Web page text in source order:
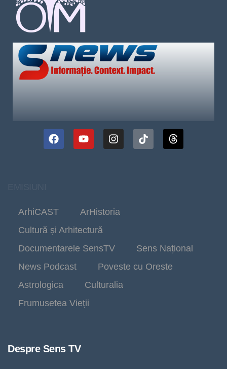
ArhiCAST
ArHistoria
Cultură și Arhitectură
Documentarele SensTV
Sens Național
News Podcast
Poveste cu Oreste
Astrologica
Culturalia
Frumusetea Vieții
Despre Sens TV